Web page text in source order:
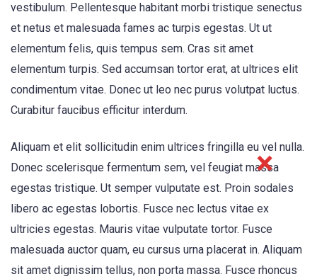
vestibulum. Pellentesque habitant morbi tristique senectus
et netus et malesuada fames ac turpis egestas. Ut ut
elementum felis, quis tempus sem. Cras sit amet
elementum turpis. Sed accumsan tortor erat, at ultrices elit
condimentum vitae. Donec ut leo nec purus volutpat luctus.
Curabitur faucibus efficitur interdum.
Aliquam et elit sollicitudin enim ultrices fringilla eu vel nulla.
Donec scelerisque fermentum sem, vel feugiat massa
egestas tristique. Ut semper vulputate est. Proin sodales
libero ac egestas lobortis. Fusce nec lectus vitae ex
ultricies egestas. Mauris vitae vulputate tortor. Fusce
malesuada auctor quam, eu cursus urna placerat in. Aliquam
sit amet dignissim tellus, non porta massa. Fusce rhoncus